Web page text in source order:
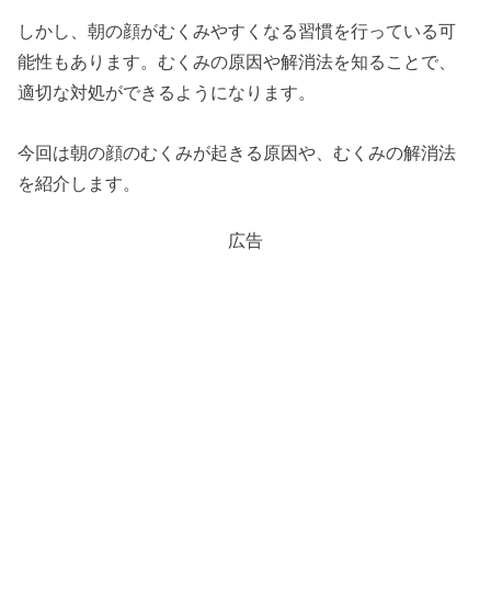
しかし、朝の顔がむくみやすくなる習慣を行っている可
能性もあります。むくみの原因や解消法を知ることで、
適切な対処ができるようになります。
今回は朝の顔のむくみが起きる原因や、むくみの解消法
を紹介します。
広告